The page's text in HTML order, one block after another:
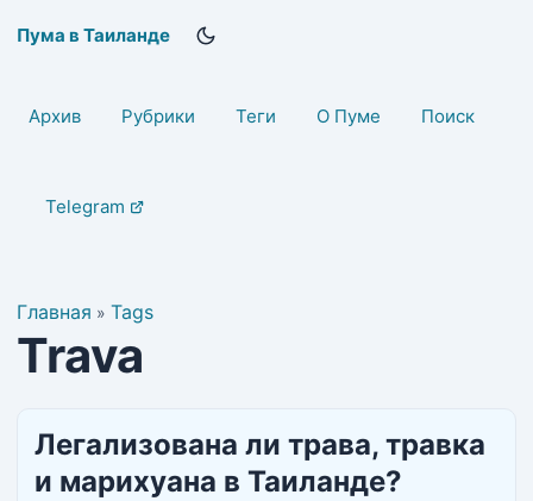
Пума в Таиланде
Архив Рубрики Теги О Пуме Поиск
Telegram
Главная » Tags
Trava
Легализована ли трава, травка
и марихуана в Таиланде?